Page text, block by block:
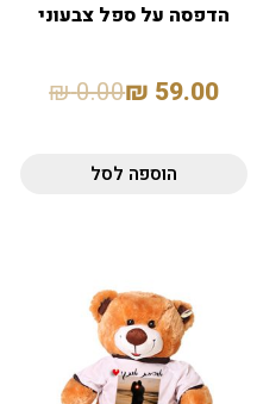
הדפסה על ספל צבעוני
59.00
₪
0.00
₪
הוספה לסל